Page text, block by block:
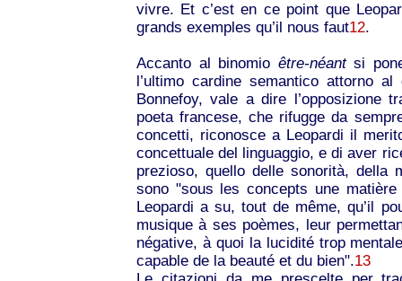
vivre. Et c’est en ce point que
grands exemples qu’il nous faut12.
Accanto al binomio être-néantsi
l’ultimo cardine semantico attorno
Bonnefoy, vale a dire l’opposizione
poeta francese, che rifugge da
concetti, riconosce a Leopardi il
concettuale del linguaggio, e di aver
prezioso, quello delle sonorità, della
sono "sous les concepts une matière
Leopardi a su, tout de même, qu’il
musique à ses poèmes, leur
négative, à quoi la lucidité trop
capable de la beauté et du bien".13